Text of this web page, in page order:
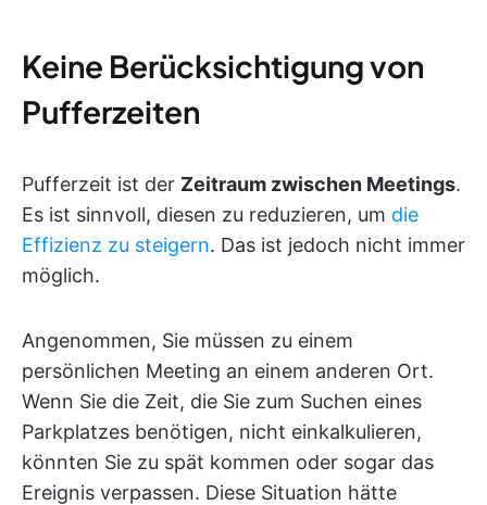
Keine Berücksichtigung von
Pufferzeiten
Pufferzeit ist der Zeitraum zwischen Meetings.
Es ist sinnvoll, diesen zu reduzieren, um die
Effizienz zu steigern. Das ist jedoch nicht immer
möglich.
Angenommen, Sie müssen zu einem
persönlichen Meeting an einem anderen Ort.
Wenn Sie die Zeit, die Sie zum Suchen eines
Parkplatzes benötigen, nicht einkalkulieren,
könnten Sie zu spät kommen oder sogar das
Ereignis verpassen. Diese Situation hätte